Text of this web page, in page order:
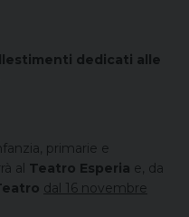
dedicati alle
primarie e
al Teatro Esperia e, da
dal 16 novembre